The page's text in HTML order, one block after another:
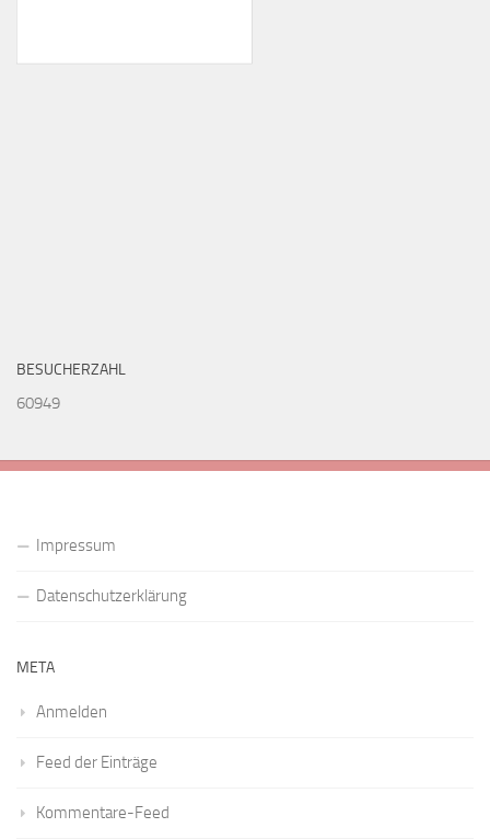
BESUCHERZAHL
60949
Impressum
Datenschutzerklärung
META
Anmelden
Feed der Einträge
Kommentare-Feed